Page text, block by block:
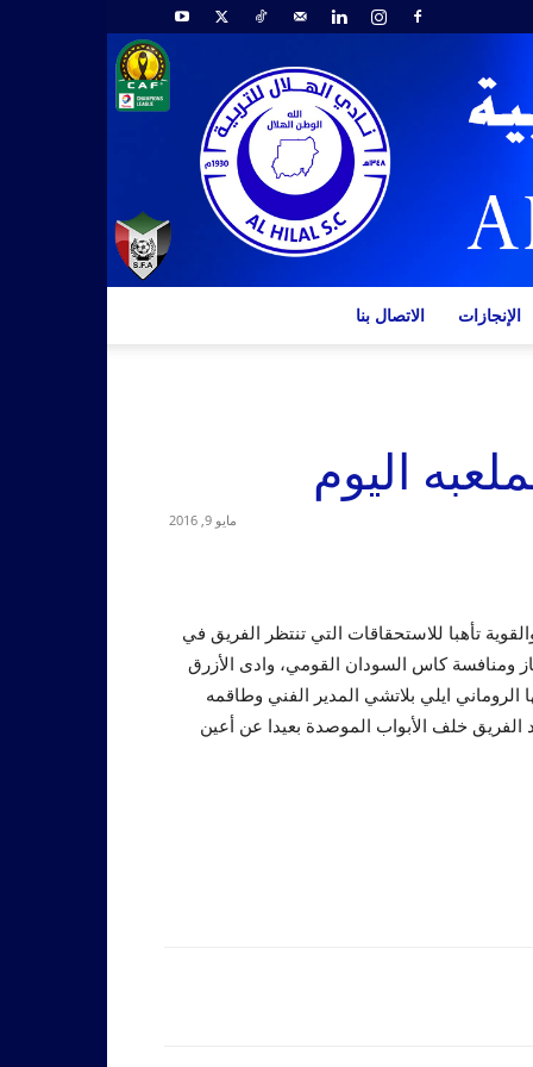
الاتصال بنا الإنجازات
اليوم
مايو 9, 2016
تأهبا للاستحقاقات التي تنتظر الفريق في
ومنافسة كاس السودان القومي، وادى الأزرق
ايلي بلاتشي المدير الفني وطاقمه
الفريق خلف الأبواب الموصدة بعيدا عن أعين